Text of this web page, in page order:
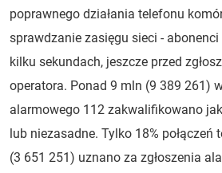
poprawnego działania telefonu
sprawdzanie zasięgu sieci - abonenci
kilku sekundach, jeszcze przed
operatora. Ponad 9 mln (9 389 261)
alarmowego 112 zakwalifikowano
lub niezasadne. Tylko 18% połączeń
(3 651 251) uznano za zgłoszenia